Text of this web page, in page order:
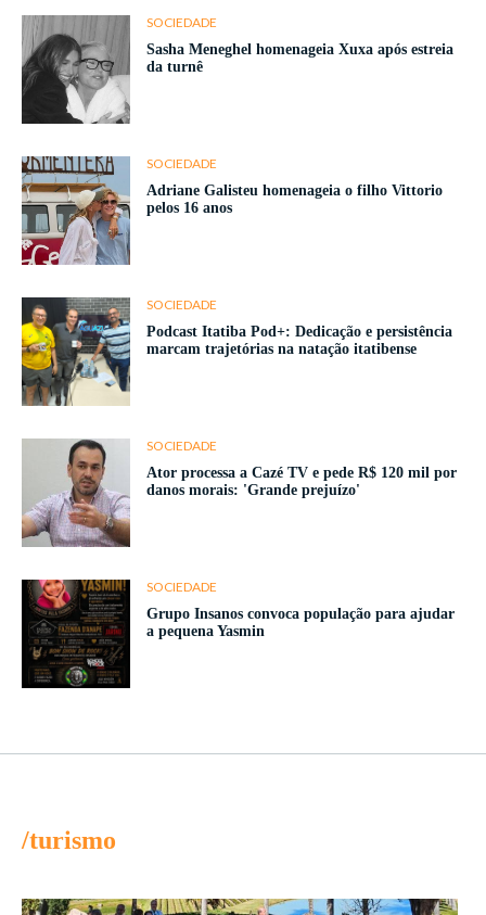
SOCIEDADE
Sasha Meneghel homenageia Xuxa após estreia
da turnê
SOCIEDADE
Adriane Galisteu homenageia o filho Vittorio
pelos 16 anos
SOCIEDADE
Podcast Itatiba Pod+: Dedicação e persistência
marcam trajetórias na natação itatibense
SOCIEDADE
Ator processa a Cazé TV e pede R$ 120 mil por
danos morais: 'Grande prejuízo'
SOCIEDADE
Grupo Insanos convoca população para ajudar
a pequena Yasmin
/turismo